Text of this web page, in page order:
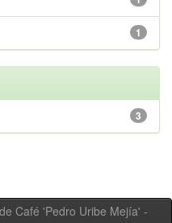
1
3
Café 'Pedro Uribe Mejía' -